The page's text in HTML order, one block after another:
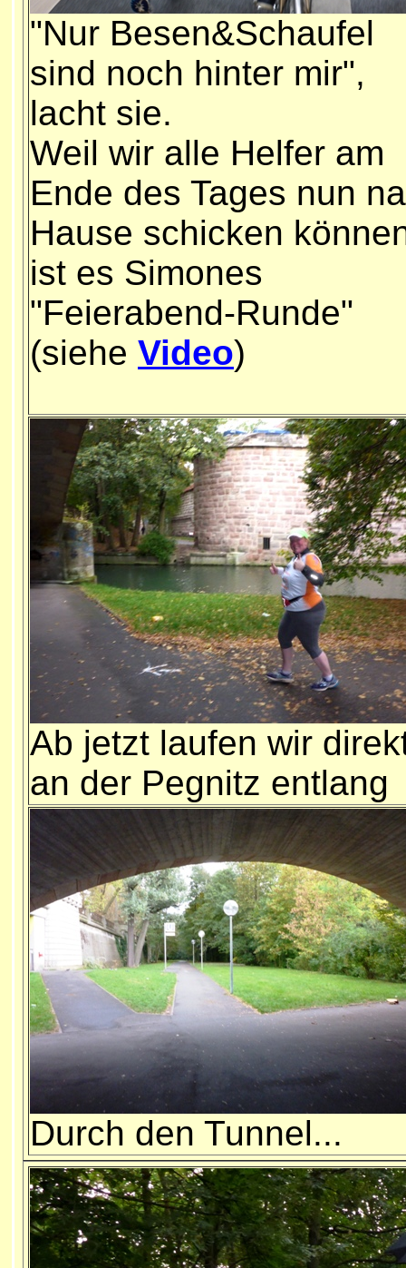
"Nur Besen&Schaufel
sind noch hinter mir",
lacht sie.
Weil wir alle Helfer am
Ende des Tages nun
Hause schicken
ist es Simones
"Feierabend-Runde"
(siehe Video)
Ab jetzt laufen wir
an der Pegnitz entlang
Durch den Tunnel...